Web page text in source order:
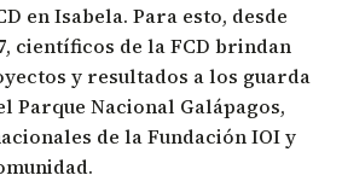
en Isabela. Para esto, desde
científicos de la FCD brindan
y resultados a los guarda
Parque Nacional Galápagos,
de la Fundación IOI y